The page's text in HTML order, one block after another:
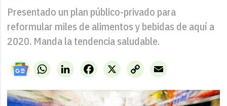
Presentado un plan público-privado para
reformular miles de alimentos y bebidas de aquí a
2020. Manda la tendencia saludable.
WhatsAppLinkedIn X
Facebook
Copy
Link
Email